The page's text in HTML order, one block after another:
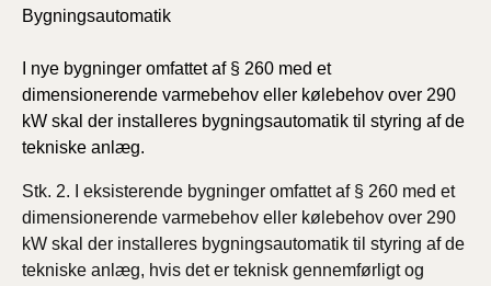
Bygningsautomatik
I nye bygninger omfattet af § 260 med et
dimensionerende varmebehov eller kølebehov over 290
kW skal der installeres bygningsautomatik til styring af de
tekniske anlæg.
Stk. 2. I eksisterende bygninger omfattet af § 260 med et
dimensionerende varmebehov eller kølebehov over 290
kW skal der installeres bygningsautomatik til styring af de
tekniske anlæg, hvis det er teknisk gennemførligt og